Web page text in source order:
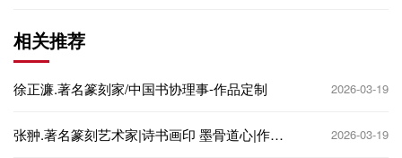
相关推荐
徐正濂.著名篆刻家/中国书协理事-作品定制 2026-03-19
张翀.著名篆刻艺术家|诗书画印 墨骨道心|作品
2026-03-19